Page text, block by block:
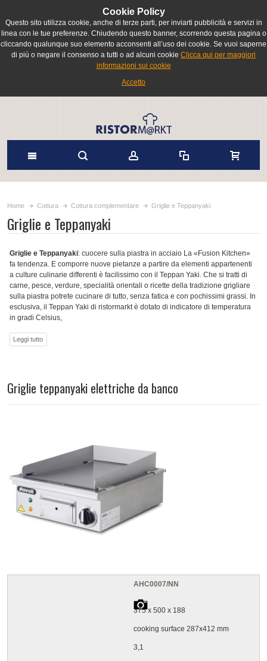
Cookie Policy
Questo sito utilizza cookie, anche di terze parti, per inviarti pubblicità e servizi in
linea con le tue preferenze. Chiudendo questo banner, scorrendo questa pagina o
cliccando qualunque suo elemento acconsenti all’uso dei cookie. Se vuoi saperne
di più o negare il consenso a tutti o ad alcuni cookie Clicca qui per maggiori
informazioni sui cookie
Accetto
Home Cottura Cottura complementare Griglie e Teppanyaki
Griglie e Teppanyaki
Griglie e Teppanyaki: cuocere sulla piastra in acciaio La «Fusion Kitchen»
fa tendenza. E comporre nuove pietanze a partire da elementi appartenenti
a culture culinarie differenti è facilissimo con il Teppan Yaki. Che si tratti di
carne, pesce, verdure, specialità orientali o ricette della tradizione grigliare
sulla piastra potrete cucinare di tutto, senza fatica e con pochissimi grassi. In
esclusiva, il Teppan Yaki di ristormarkt è dotato di indicatore di temperatura
in gradi Celsius,
Griglie teppanyaki elettriche da banco
AHC0007/NN
375 x 500 x 188
cooking surface 287x412 mm
3,1